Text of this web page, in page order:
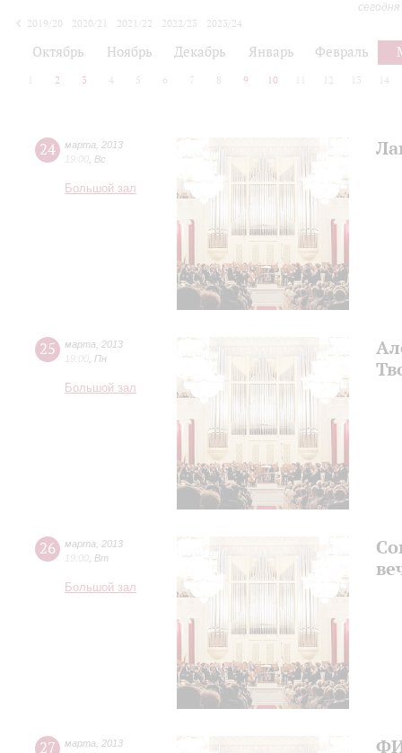
2019/20
2020/21 2021/22 2022/23
2023/24
Октябрь Ноябрь Декабрь Январь Февраль
2 3 4 5 6 7 8 9 10 12 13 14
24 марта
2013
19:00 Вс
Большой зал
25 марта
2013
19:00 Пн
Большой зал
26 марта
2013
19:00 Вт
Большой зал
27 марта
2013